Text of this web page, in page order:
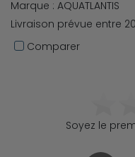
Marque : AQUATLANTIS
Livraison prévue entre
Comparer
Soyez le